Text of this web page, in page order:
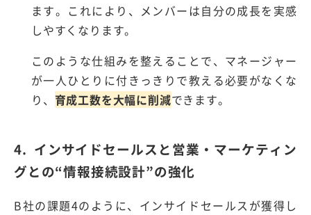
ます。これにより、メンバーは自分の成長を実感
しやすくなります。
このような仕組みを整えることで、マネージャー
が一人ひとりに付きっきりで教える必要がなくな
り、 育成工数を大幅に削減できます。
4. インサイドセールスと営業・マーケティン
グとの“情報接続設計”の強化
B社の課題4のように、インサイドセールスが獲得し